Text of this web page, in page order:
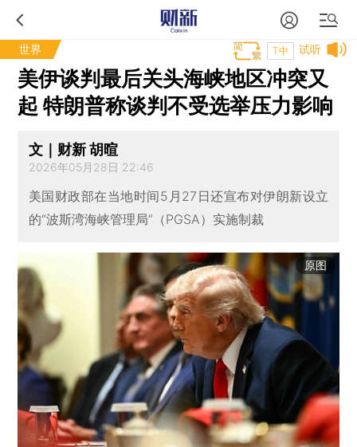
世界 试听
T中
美伊谈判最后关头海峡地区冲突又
起 特朗普称谈判不受选举压力影响
文｜财新 胡暄
2026年05月28日 22:46
美国财政部在当地时间5月27日还宣布对伊朗新设立
的“波斯湾海峡管理局”（PGSA）实施制裁
原图